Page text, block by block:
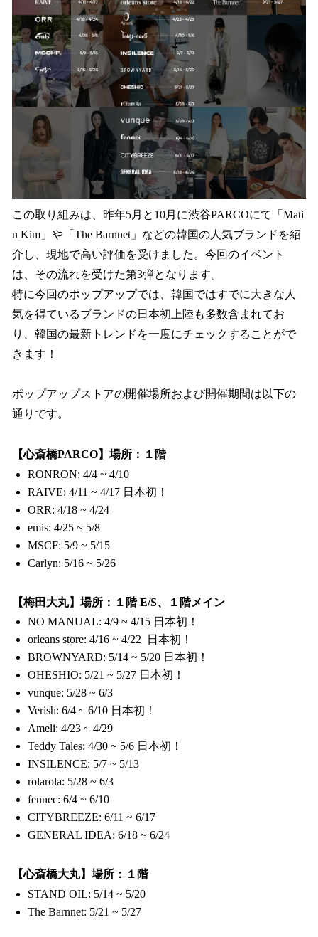
この取り組みは、昨年5月と10月に渋谷PARCOにて「Mati
n Kim」や「The Barnnet」などの韓国の人気ブランドを紹
介し、現地で高い評価を受けました。今回のイベント
は、その流れを受けた第3弾となります。
特に今回のポップアップでは、韓国ではすでに大きな人
気を得ているブランドの日本初上陸も多数含まれてお
り、韓国の最新トレンドを一度にチェックすることがで
きます！
ポップアップストアの開催場所および開催期間は以下の
通りです。
【心斎橋PARCO】場所：１階
RONRON: 4/4 ~ 4/10
RAIVE: 4/11 ~ 4/17 日本初！
ORR: 4/18 ~ 4/24
emis: 4/25 ~ 5/8
MSCF: 5/9 ~ 5/15
Carlyn: 5/16 ~ 5/26
【梅田大丸】場所：１階 E/S、１階メイン
NO MANUAL: 4/9 ~ 4/15 日本初！
orleans store: 4/16 ~ 4/22 日本初！
BROWNYARD: 5/14 ~ 5/20 日本初！
OHESHIO: 5/21 ~ 5/27 日本初！
vunque: 5/28 ~ 6/3
Verish: 6/4 ~ 6/10 日本初！
Ameli: 4/23 ~ 4/29
Teddy Tales: 4/30 ~ 5/6 日本初！
INSILENCE: 5/7 ~ 5/13
rolarola: 5/28 ~ 6/3
fennec: 6/4 ~ 6/10
CITYBREEZE: 6/11 ~ 6/17
GENERAL IDEA: 6/18 ~ 6/24
【心斎橋大丸】場所：１階
STAND OIL: 5/14 ~ 5/20
The Barnnet: 5/21 ~ 5/27